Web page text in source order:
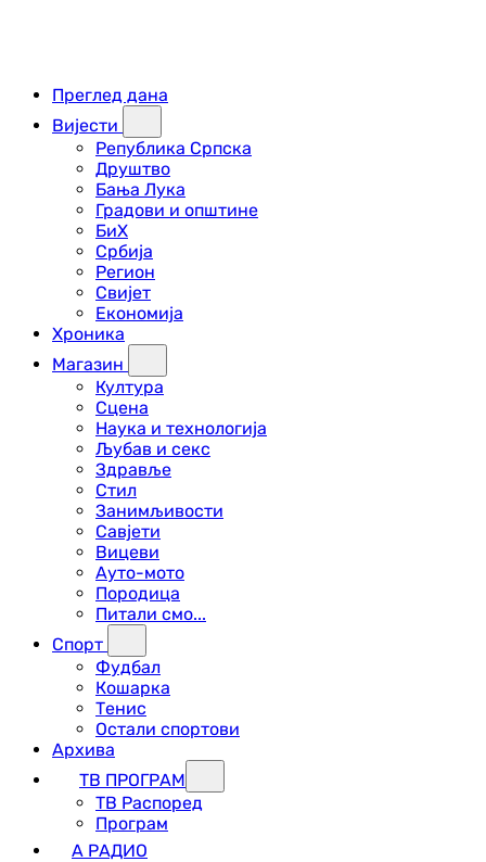
Преглед дана
Вијести
Република Српска
Друштво
Бања Лука
Градови и општине
БиХ
Србија
Регион
Свијет
Економија
Хроника
Магазин
Култура
Сцена
Наука и технологија
Љубав и секс
Здравље
Стил
Занимљивости
Савјети
Вицеви
Ауто-мото
Породица
Питали смо...
Спорт
Фудбал
Кошарка
Тенис
Остали спортови
Архива
ТВ ПРОГРАМ
ТВ Распоред
Програм
А РАДИО